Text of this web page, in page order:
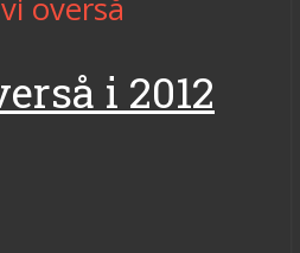
overså
i 2012